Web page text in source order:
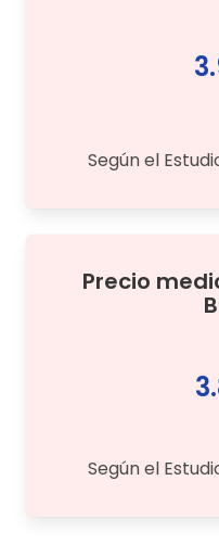
Según el
Precio
Según el